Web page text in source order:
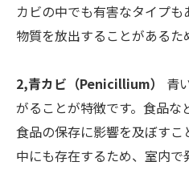
カビの中でも有害なタイプ
物質を放出することがあるた
2,青カビ（Penicillium）
青
がることが特徴です。食品な
食品の保存に影響を及ぼす
中にも存在するため、室内で